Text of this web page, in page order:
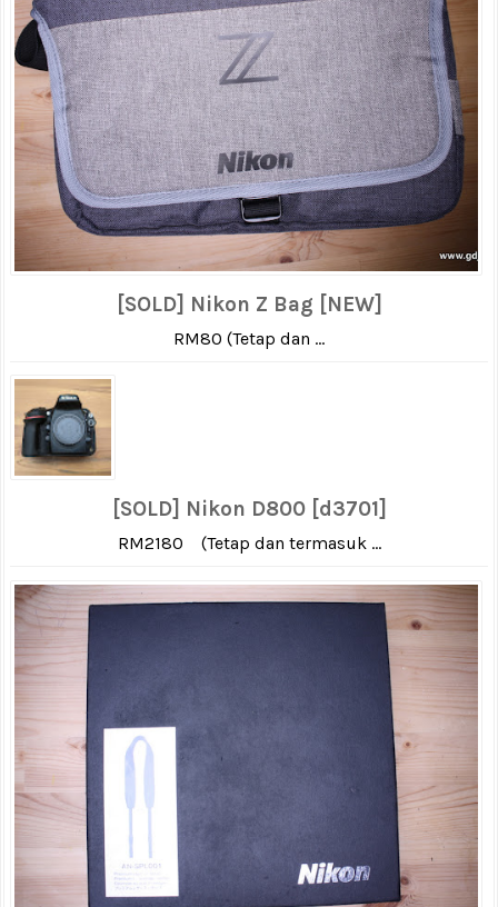
[SOLD] Nikon Z Bag [NEW]
RM80 (Tetap dan ...
[SOLD] Nikon D800 [d3701]
RM2180 (Tetap dan termasuk ...